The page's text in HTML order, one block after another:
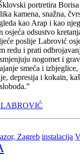
portretira Borisa
kamena, snažna,
kao Arap i kao
odsustvo
poslije Labrović
redu i prati
nogomet i
smeća i izbjeglice,
depresija i kokain,
Zagreb instalacija